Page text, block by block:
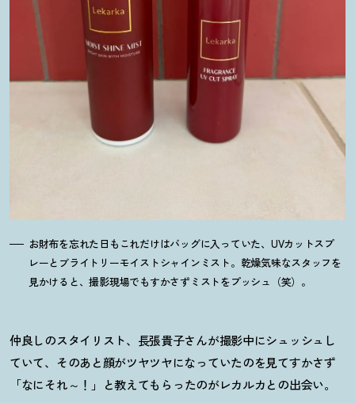
お財布を忘れた日もこれだけはバッグに入っていた、UVカットスプ
レーとブライトリーモイストシャインミスト。乾燥気味なスタッフを
見かけると、撮影現場でもすかさずミストをプッシュ（笑）。
仲良しのスタイリスト、長張貴子さんが撮影中にシュッシュし
ていて、そのあと顔がツヤツヤになっていたのを見てすかさず
「なにそれ～ ！ 」と教えてもらったのがレカルカとの出会い。